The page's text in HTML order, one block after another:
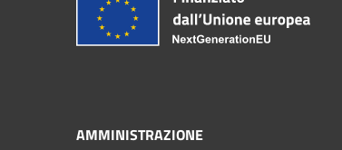
AMMINISTRAZIONE